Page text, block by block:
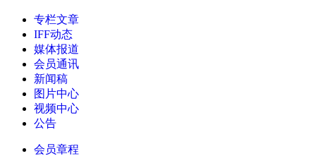
专栏文章
IFF动态
媒体报道
会员通讯
新闻稿
图片中心
视频中心
公告
会员章程